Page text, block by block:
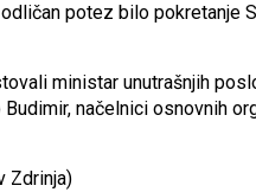
potez bilo pokretanje
ministar unutrašnjih
načelnici osnovnih
Zdrinja)